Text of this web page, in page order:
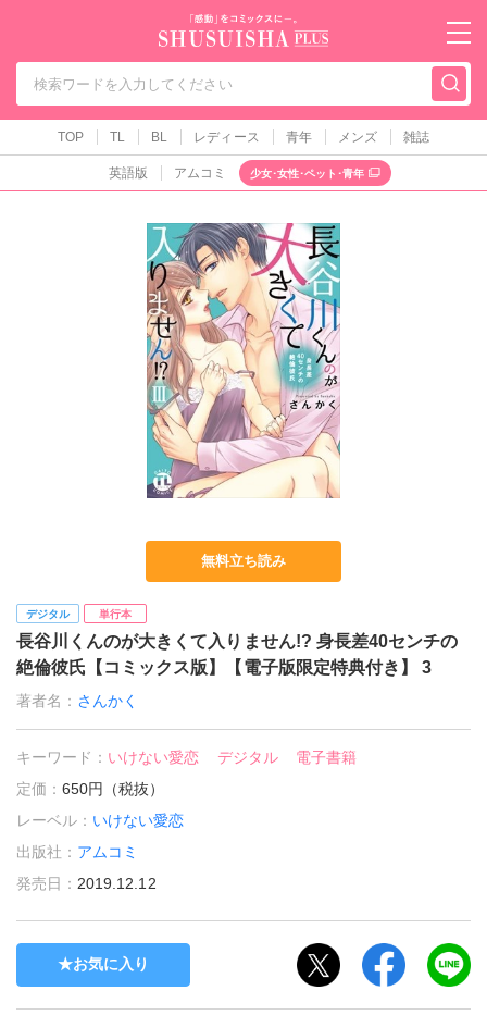
秋水社PLUS（テ
TOP TL BL レディース 青年 メンズ 雑誌
英語版 アムコミ 少女･女性･ペット･青年
無料立ち読み
デジタル 単行本
長谷川くんのが大きくて入りません!? 身長差40センチの
絶倫彼氏【コミックス版】【電子版限定特典付き】 3
著者名： さんかく
キーワード： いけない愛恋 デジタル
電子書籍
定価：650円（税抜）
レーベル： いけない愛恋
出版社： アムコミ
発売日： 2019.12.12
お気に入り